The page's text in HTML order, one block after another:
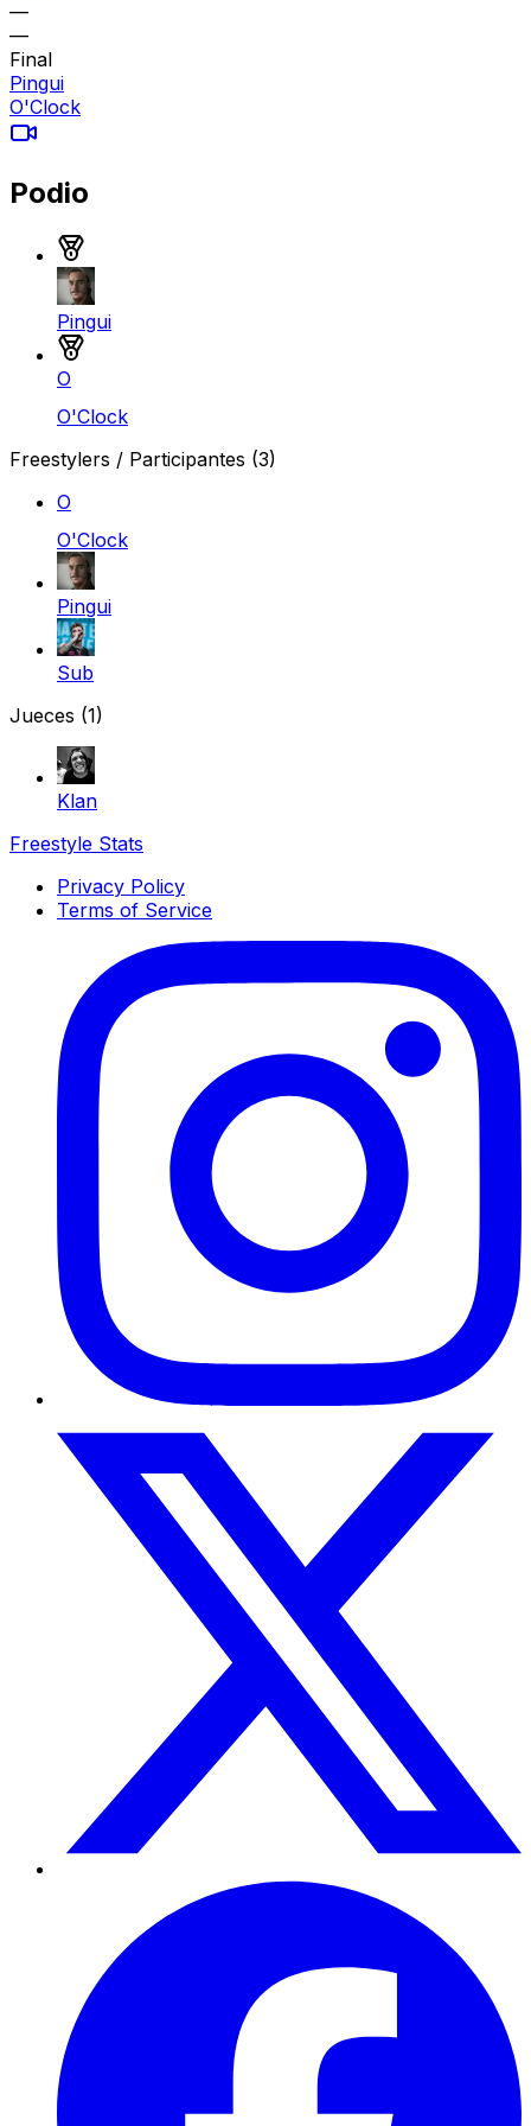
—
—
Final
Pingui
O'Clock
Podio
Pingui
O
O'Clock
Freestylers / Participantes (3)
O
O'Clock
Pingui
Sub
Jueces (1)
Klan
Freestyle Stats
Privacy Policy
Terms of Service